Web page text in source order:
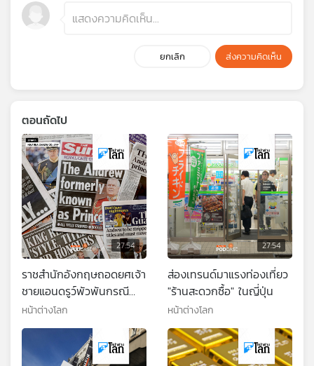
ยกเลิก ส่งความคิดเห็น
ตอนถัดไป
27:54
ราชสำนักอังกฤษถอดยศเจ้า
ชายแอนดรูว์พัวพันกรณี
ละเมิดหญิง
หน้าต่างโลก
27:54
ส่องเทรนด์มาแรงท่องเที่ยว
"ร้านสะดวกซื้อ" ในญี่ปุ่น
หน้าต่างโลก